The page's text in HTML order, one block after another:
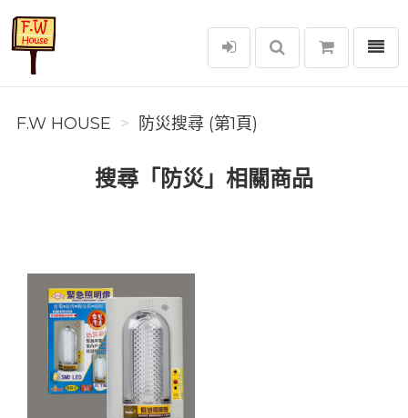
F.W House
選單
F.W HOUSE 防災搜尋 (第1頁)
搜尋「防災」相關商品